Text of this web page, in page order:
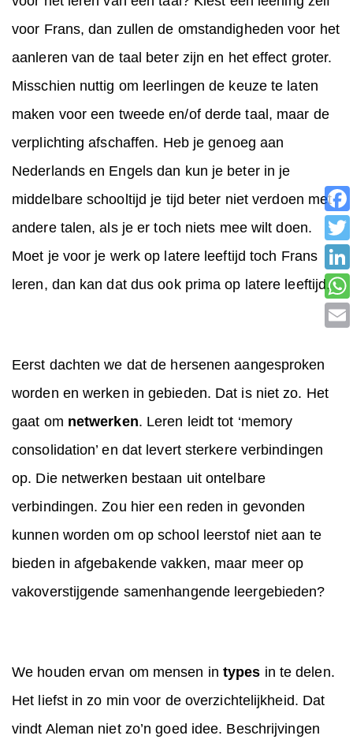
voor Frans, dan zullen de omstandigheden voor het
aanleren van de taal beter zijn en het effect groter.
Misschien nuttig om leerlingen de keuze te laten
maken voor een tweede en/of derde taal, maar de
verplichting afschaffen. Heb je genoeg aan
Nederlands en Engels dan kun je beter in je
middelbare schooltijd je tijd beter niet verdoen met
andere talen, als je er toch niets mee wilt doen.
Moet je voor je werk op latere leeftijd toch Frans
leren, dan kan dat dus ook prima op latere leeftijd.
Eerst dachten we dat de hersenen aangesproken
worden en werken in gebieden. Dat is niet zo. Het
gaat om netwerken. Leren leidt tot ‘memory
consolidation’ en dat levert sterkere verbindingen
op. Die netwerken bestaan uit ontelbare
verbindingen. Zou hier een reden in gevonden
kunnen worden om op school leerstof niet aan te
bieden in afgebakende vakken, maar meer op
vakoverstijgende samenhangende leergebieden?
We houden ervan om mensen in types in te delen.
Het liefst in zo min voor de overzichtelijkheid. Dat
vindt Aleman niet zo’n goed idee. Beschrijvingen